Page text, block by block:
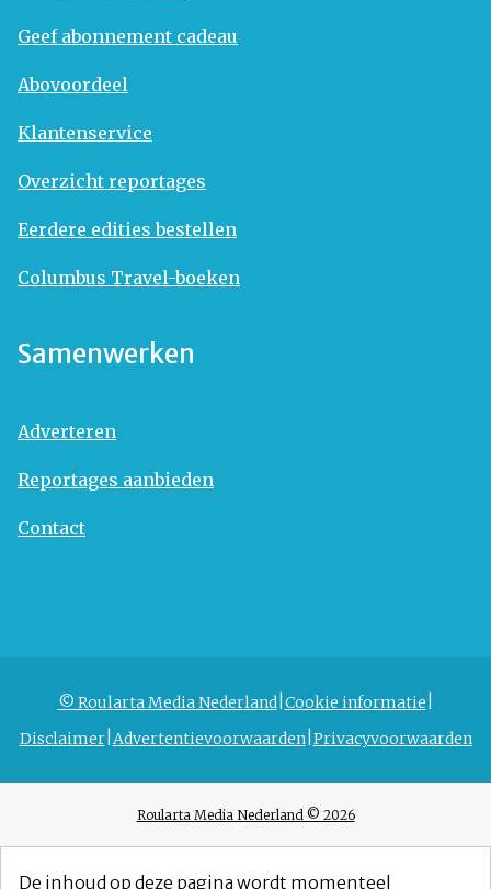
Geef abonnement cadeau
Abovoordeel
Klantenservice
Overzicht reportages
Eerdere edities bestellen
Columbus Travel-boeken
Samenwerken
Adverteren
Reportages aanbieden
Contact
© Roularta Media Nederland Cookie informatie
Disclaimer Advertentievoorwaarden Privacyvoorwaarden
Roularta Media Nederland © 2026
De inhoud op deze pagina wordt momenteel